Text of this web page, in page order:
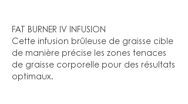
FAT BURNER IV INFUSION
Cette infusion brûleuse de graisse cible
de manière précise les zones tenaces
de graisse corporelle pour des résultats
optimaux.